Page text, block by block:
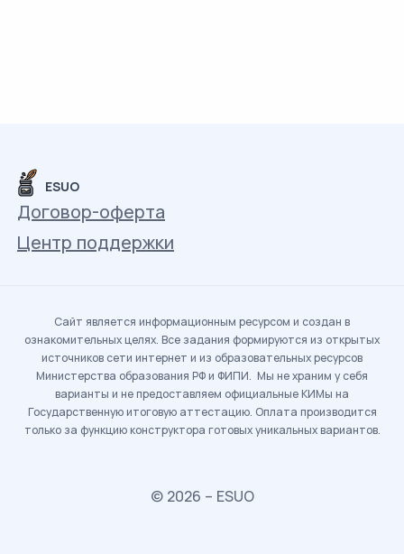
ESUO
Договор-оферта
Центр поддержки
Сайт является информационным ресурсом и создан в
ознакомительных целях. Все задания формируются из открытых
источников сети интернет и из образовательных ресурсов
Министерства образования РФ и ФИПИ. Мы не храним у себя
варианты и не предоставляем официальные КИМы на
Государственную итоговую аттестацию. Оплата производится
только за функцию конструктора готовых уникальных вариантов.
© 2026 – ESUO